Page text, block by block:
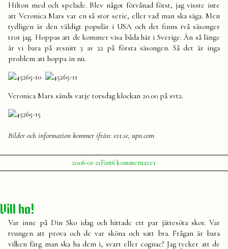
Hilton med och spelade. Blev något förvånad först, jag visste inte
att Veronica Mars var en så stor serie, eller vad man ska säga. Men
tydligen är den väldigt populär i USA och det finns två säsonger
tror jag. Hoppas att de kommer visa båda här i Sverige. Än så länge
är vi bara på avsnitt 3 av 22 på första säsongen. Så det är inga
problem att hoppa in nu.
Veronica Mars sänds varje torsdag klockan 20.00 på svt2.
Bilder och information kommer ifrån: svt.se, upn.com
Publicerat
av
Julia
2006-01-21Publicerat
i
Fint6 kommentarertill
Veronica
Vill ha!
Var inne på Din Sko idag och hittade ett par jättesöta skor. Var
tvungen att prova och de var sköna och satt bra. Frågan är bara
vilken färg man ska ha dem i, svart eller cognac? Jag tycker att de